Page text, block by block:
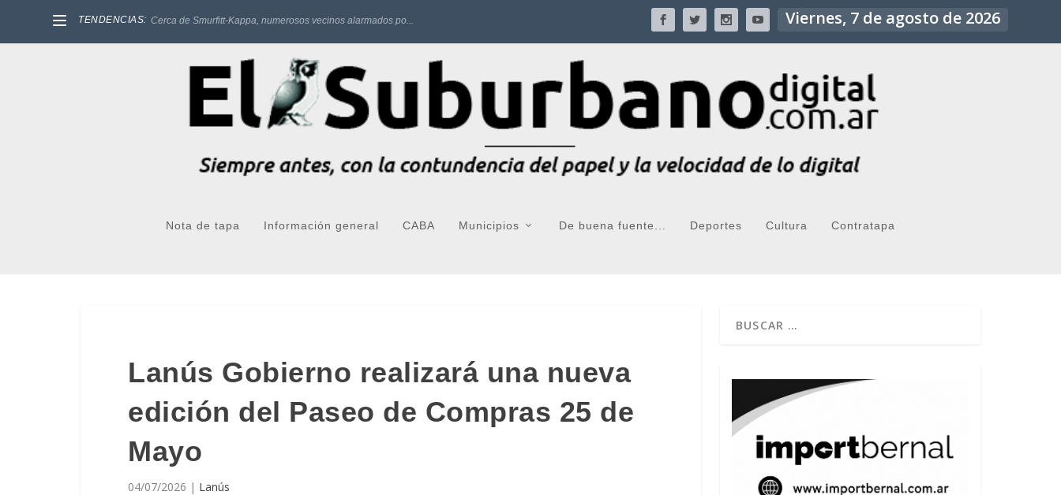
TENDENCIAS: Cerca de Smurfitt-Kappa, numerosos vecinos alarmados po... Viernes, 7 de agosto de 2026
Nota de tapa Información general CABA Municipios De buena fuente... Deportes Cultura Contratapa
Lanús Gobierno realizará una nueva
edición del Paseo de Compras 25 de
Mayo
04/07/2026 | Lanús